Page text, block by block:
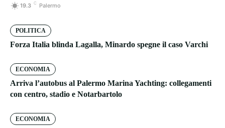
19.3 C Palermo
POLITICA
Forza Italia blinda Lagalla, Minardo spegne il caso Varchi
ECONOMIA
Arriva l’autobus al Palermo Marina Yachting: collegamenti
con centro, stadio e Notarbartolo
ECONOMIA